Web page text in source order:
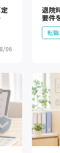
06
退院
要件
転